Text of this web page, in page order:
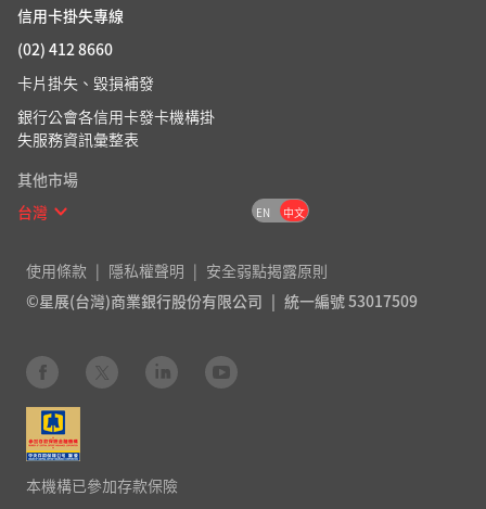
信用卡掛失專線
(02) 412 8660
卡片掛失、毀損補發
銀行公會各信用卡發卡機構掛
失服務資訊彙整表
其他市場
台灣
EN 中文
使用條款 隱私權聲明
安全弱點揭露原則
©星展(台灣)商業銀行股份有限公司
統一編號 53017509
本機構已參加存款保險